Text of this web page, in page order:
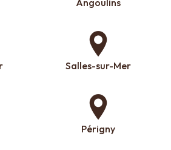
Angoulins
Salles-sur-Mer
Périgny